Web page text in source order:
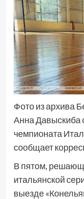
Фото из архива
Анна Давыскиба
чемпионата
сообщает
В пятом,
итальянской
выезде